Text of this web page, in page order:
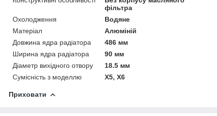
фільтра
Охолодження
Водяне
Матеріал
Алюміній
Довжина ядра радіатора
486 мм
Ширина ядра радіатора
90 мм
Діаметр вихідного отвору
18.5 мм
Сумісність з моделлю
X5, X6
Приховати